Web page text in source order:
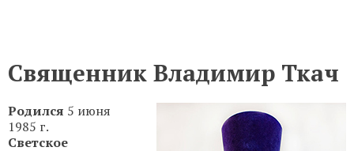
Священник Владимир Ткач
Родился 5 июня
1985 г.
Светское